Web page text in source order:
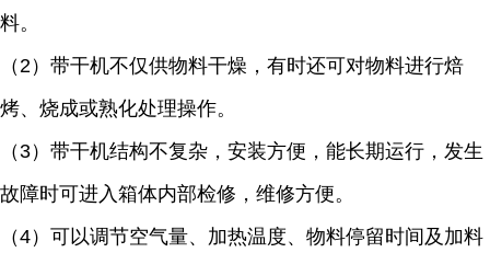
料。
（2）带干机不仅供物料干燥，有时还可对物料进行焙
烤、烧成或熟化处理操作。
（3）带干机结构不复杂，安装方便，能长期运行，发生
故障时可进入箱体内部检修，维修方便。
（4）可以调节空气量、加热温度、物料停留时间及加料